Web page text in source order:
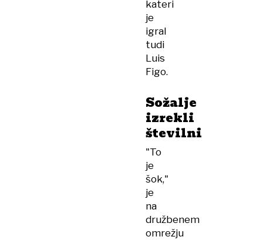
kateri
je
igral
tudi
Luis
Figo.
Sožalje
izrekli
številni
"To
je
šok,"
je
na
družbenem
omrežju